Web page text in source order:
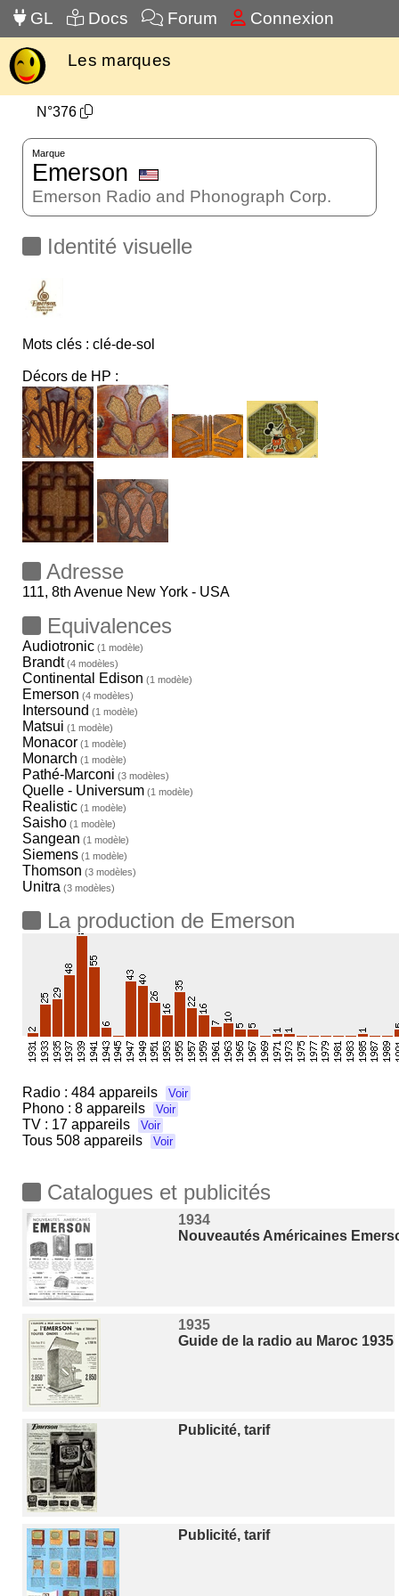
GL Docs Forum Connexion
Les marques
N°376
Marque
Emerson
Emerson Radio and Phonograph Corp.
Identité visuelle
Mots clés : clé-de-sol
Décors de HP :
Adresse
111, 8th Avenue New York - USA
Equivalences
Audiotronic (1 modèle)
Brandt (4 modèles)
Continental Edison (1 modèle)
Emerson (4 modèles)
Intersound (1 modèle)
Matsui (1 modèle)
Monacor (1 modèle)
Monarch (1 modèle)
Pathé-Marconi (3 modèles)
Quelle - Universum (1 modèle)
Realistic (1 modèle)
Saisho (1 modèle)
Sangean (1 modèle)
Siemens (1 modèle)
Thomson (3 modèles)
Unitra (3 modèles)
La production de Emerson
Radio : 484 appareils Voir
Phono : 8 appareils Voir
TV : 17 appareils Voir
Tous 508 appareils Voir
Catalogues et publicités
1934
Nouveautés Américaines
1935
Guide de la radio au Maroc 1935
Publicité, tarif
Publicité, tarif